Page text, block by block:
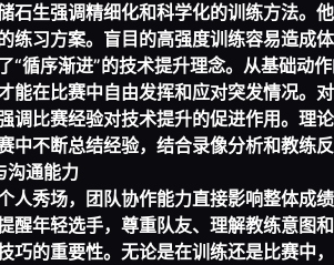
石生强调精细化和科学化的训练方法。
练习方案。盲目的高强度训练容易造成
“循序渐进”的技术提升理念。从基础动
能在比赛中自由发挥和应对突发情况。
调比赛经验对技术提升的促进作用。理
中不断总结经验，结合录像分析和教练
沟通能力
人秀场，团队协作能力直接影响整体成
醒年轻选手，尊重队友、理解教练意图
巧的重要性。无论是在训练还是比赛中